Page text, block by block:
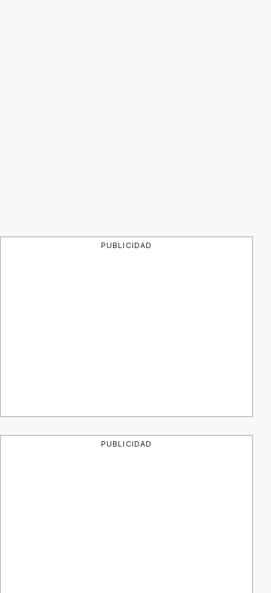
PUBLICIDAD
PUBLICIDAD